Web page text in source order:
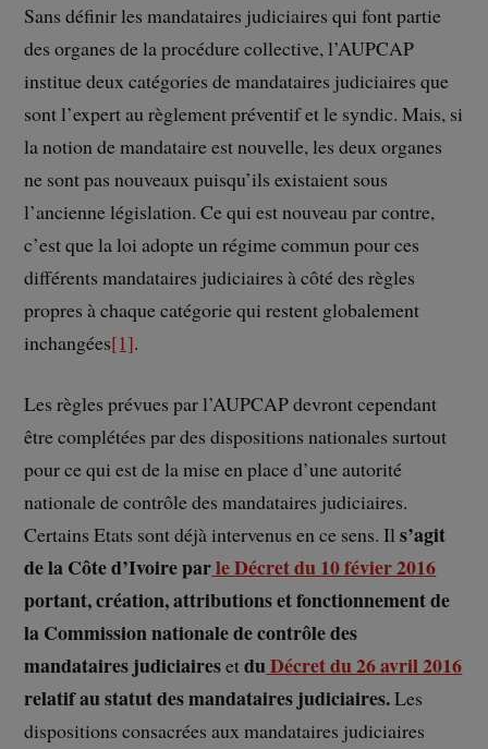
Sans définir les mandataires judiciaires qui font partie
des organes de la procédure collective, l’AUPCAP
institue deux catégories de mandataires judiciaires que
sont l’expert au règlement préventif et le syndic. Mais, si
la notion de mandataire est nouvelle, les deux organes
ne sont pas nouveaux puisqu’ils existaient sous
l’ancienne législation. Ce qui est nouveau par contre,
c’est que la loi adopte un régime commun pour ces
différents mandataires judiciaires à côté des règles
propres à chaque catégorie qui restent globalement
inchangées[1].
Les règles prévues par l’AUPCAP devront cependant
être complétées par des dispositions nationales surtout
pour ce qui est de la mise en place d’une autorité
nationale de contrôle des mandataires judiciaires.
Certains Etats sont déjà intervenus en ce sens. Ils’agit
de la Côte d’Ivoire parle Décret du 10 févier 2016
portant, création, attributions et fonctionnement de
la Commission nationale de contrôle des
mandataires judiciairesetduDécret du 26 avril 2016
relatif au statut des mandataires judiciaires.Les
dispositions consacrées aux mandataires judiciaires